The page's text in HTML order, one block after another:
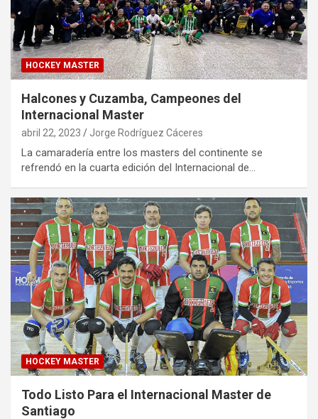
HOCKEY MASTER
Halcones y Cuzamba, Campeones del
Internacional Master
abril 22, 2023 Jorge Rodríguez Cáceres
La camaradería entre los masters del continente se
refrendó en la cuarta edición del Internacional de…
HOCKEY MASTER
Todo Listo Para el Internacional Master de
Santiago